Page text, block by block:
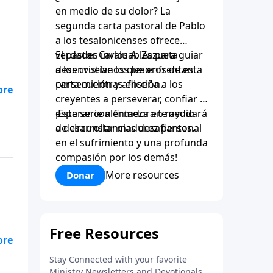
en medio de su dolor? La
segunda carta pastoral de Pablo
a los tesalonicenses ofrece
verdades invaluables para guiar
a los cristianos que enfrentan
persecución y aflicción.
El pastor Carlos A. Zazueta
desenvuelve los tesoros de esta
carta mientras enseña a los
creyentes a perseverar, confiar y
esperar con firmeza en medio
de circunstancias desafiantes.
¡Esta serie alentadora te ayudará
a desarrollar madurez personal
en el sufrimiento y una profunda
compasión por los demás!
Donar More resources